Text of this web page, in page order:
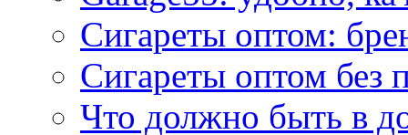
Сигареты оптом:
Сигареты оптом без
Что должно быть в